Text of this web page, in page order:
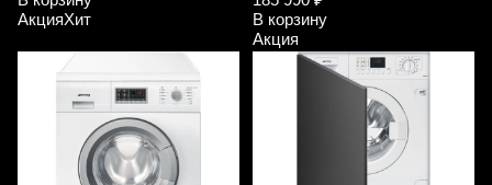
АкцияХит
В корзину
Акция